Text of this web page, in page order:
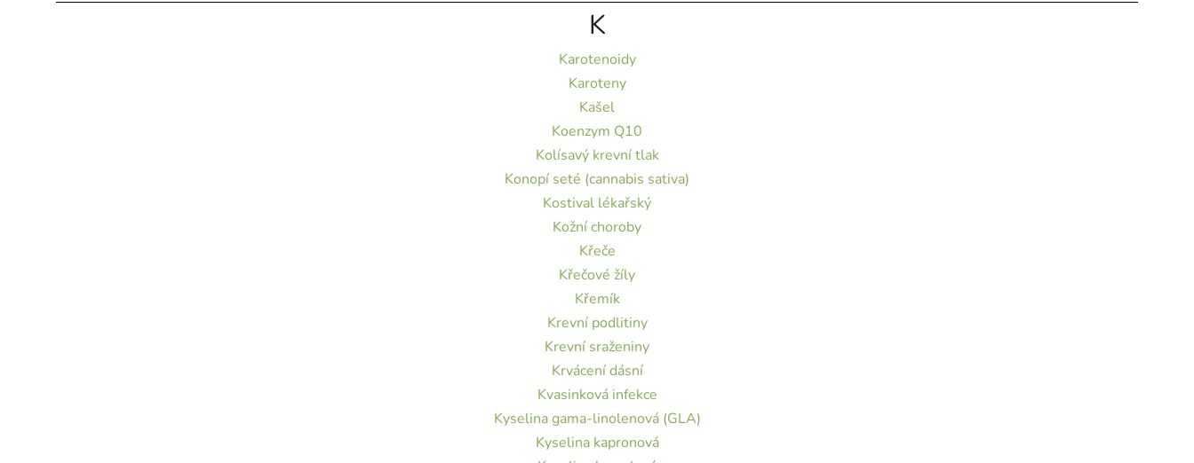
K
Karotenoidy
Karoteny
Kašel
Koenzym Q10
Kolísavý krevní tlak
Konopí seté (cannabis sativa)
Kostival lékařský
Kožní choroby
Křeče
Křečové žíly
Křemík
Krevní podlitiny
Krevní sraženiny
Krvácení dásní
Kvasinková infekce
Kyselina gama-linolenová (GLA)
Kyselina kapronová